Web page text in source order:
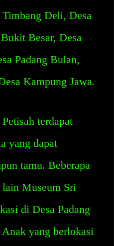
Deli, Desa
Besar, Desa
Padang Bulan,
Kampung Jawa.
terdapat
yang dapat
tamu. Beberapa
lain Museum Sri
di Desa Padang
yang berlokasi